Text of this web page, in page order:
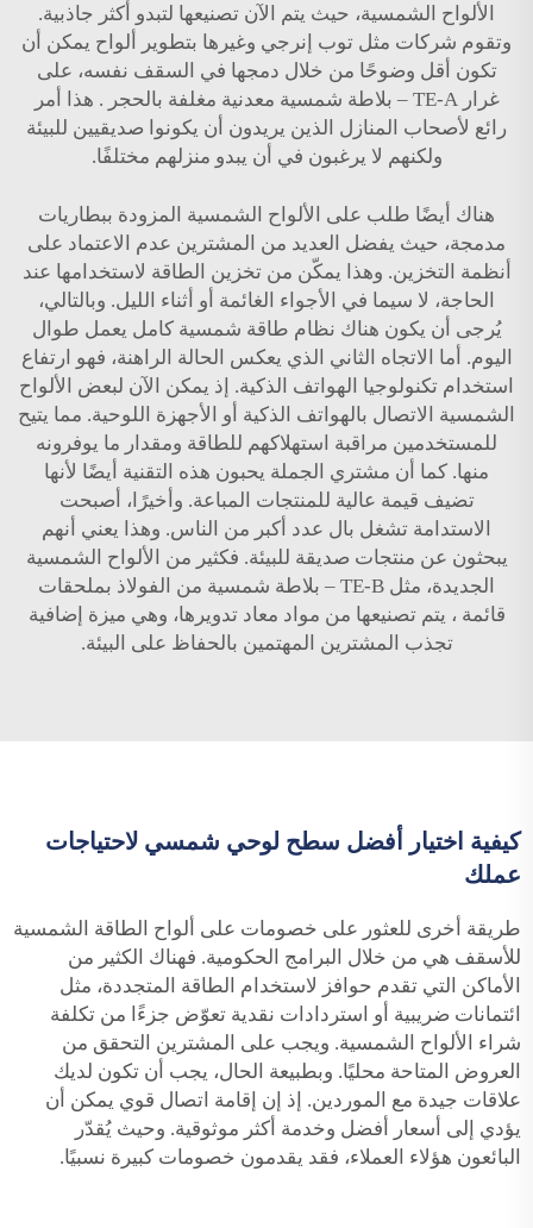
الألواح الشمسية، حيث يتم الآن تصنيعها لتبدو أكثر جاذبية.
وتقوم شركات مثل توب إنرجي وغيرها بتطوير ألواح يمكن أن
تكون أقل وضوحًا من خلال دمجها في السقف نفسه، على
غرار TE-A – بلاطة شمسية معدنية مغلفة بالحجر
. هذا أمر
رائع لأصحاب المنازل الذين يريدون أن يكونوا صديقيين للبيئة
ولكنهم لا يرغبون في أن يبدو منزلهم مختلفًا.
هناك أيضًا طلب على الألواح الشمسية المزودة ببطاريات
مدمجة، حيث يفضل العديد من المشترين عدم الاعتماد على
أنظمة التخزين. وهذا يمكّن من تخزين الطاقة لاستخدامها عند
الحاجة، لا سيما في الأجواء الغائمة أو أثناء الليل. وبالتالي،
يُرجى أن يكون هناك نظام طاقة شمسية كامل يعمل طوال
اليوم. أما الاتجاه الثاني الذي يعكس الحالة الراهنة، فهو ارتفاع
استخدام تكنولوجيا الهواتف الذكية. إذ يمكن الآن لبعض الألواح
الشمسية الاتصال بالهواتف الذكية أو الأجهزة اللوحية. مما يتيح
للمستخدمين مراقبة استهلاكهم للطاقة ومقدار ما يوفرونه
منها. كما أن مشتري الجملة يحبون هذه التقنية أيضًا لأنها
تضيف قيمة عالية للمنتجات المباعة. وأخيرًا، أصبحت
الاستدامة تشغل بال عدد أكبر من الناس. وهذا يعني أنهم
يبحثون عن منتجات صديقة للبيئة. فكثير من الألواح الشمسية
الجديدة، مثل
TE-B – بلاطة شمسية من الفولاذ بملحقات
قائمة ، يتم تصنيعها من مواد معاد تدويرها، وهي ميزة إضافية
تجذب المشترين المهتمين بالحفاظ على البيئة.
كيفية اختيار أفضل سطح لوحي شمسي لاحتياجات
عملك
طريقة أخرى للعثور على خصومات على ألواح الطاقة الشمسية
للأسقف هي من خلال البرامج الحكومية. فهناك الكثير من
الأماكن التي تقدم حوافز لاستخدام الطاقة المتجددة، مثل
ائتمانات ضريبية أو استردادات نقدية تعوّض جزءًا من تكلفة
شراء الألواح الشمسية. ويجب على المشترين التحقق من
العروض المتاحة محليًا. وبطبيعة الحال، يجب أن تكون لديك
علاقات جيدة مع الموردين. إذ إن إقامة اتصال قوي يمكن أن
يؤدي إلى أسعار أفضل وخدمة أكثر موثوقية. وحيث يُقدّر
البائعون هؤلاء العملاء، فقد يقدمون خصومات كبيرة نسبيًا.